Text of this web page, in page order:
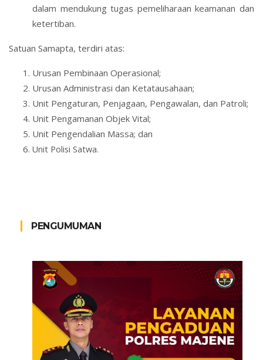
dalam mendukung tugas pemeliharaan keamanan dan
ketertiban.
Satuan Samapta, terdiri atas:
Urusan Pembinaan Operasional;
Urusan Administrasi dan Ketatausahaan;
Unit Pengaturan, Penjagaan, Pengawalan, dan Patroli;
Unit Pengamanan Objek Vital;
Unit Pengendalian Massa; dan
Unit Polisi Satwa.
PENGUMUMAN